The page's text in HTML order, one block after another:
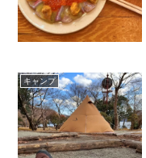
キャンプ